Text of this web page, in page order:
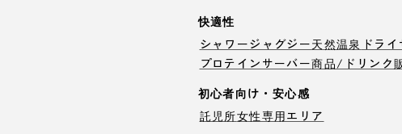
快適性
シャワージャグジー天然温泉 ドラ
プロテインサーバー商品/ドリンク
初心者向け・安心感
託児所女性専用エリア